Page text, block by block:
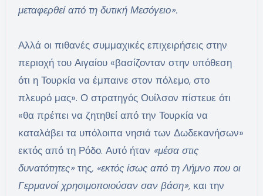
μεταφερθεί από τη δυτική Μεσόγειο».
Αλλά οι πιθανές συμμαχικές επιχειρήσεις στην
περιοχή του Αιγαίου «βασίζονταν στην υπόθεση
ότι η Τουρκία να έμπαινε στον πόλεμο, στο
πλευρό μας». Ο στρατηγός Ουίλσον πίστευε ότι
«θα πρέπει να ζητηθεί από την Τουρκία να
καταλάβει τα υπόλοιπα νησιά των Δωδεκανήσων»
εκτός από τη Ρόδο. Αυτό ήταν «μέσα στις
δυνατότητες» της, «εκτός ίσως από τη Λήμνο που οι
Γερμανοί χρησιμοποιούσαν σαν βάση», και την